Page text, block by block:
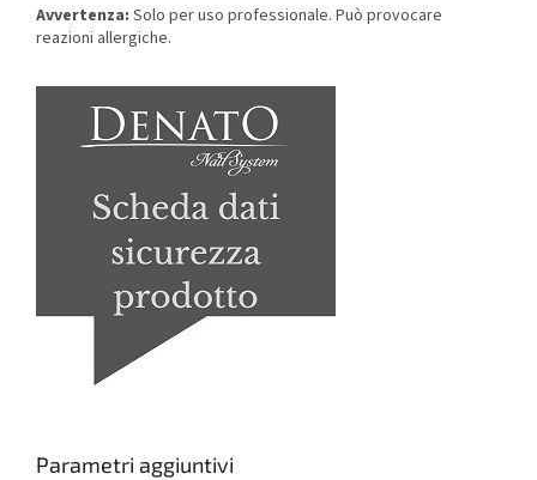
Avvertenza: Solo per uso professionale. Può provocare
reazioni allergiche.
Parametri aggiuntivi